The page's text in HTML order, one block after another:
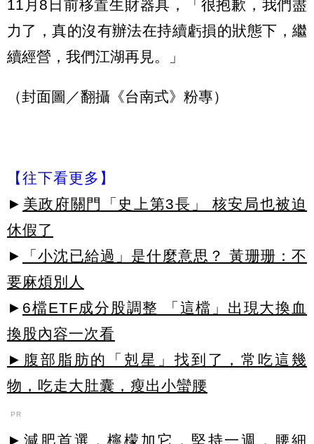
11月8日前移置生財器具，「很抱歉，我們盡
力了，真的沒有辦法在持續虧損的狀態下，繼
續經營，我們江湖再見。」
（封面圖／翻攝《台南式》粉專）
【往下看更多】
► 美政府關門「史上第3長」 核安局也被迫
休假了
►
「小沈已給過」是什麼意思？ 黃珊珊：不
要麻煩別人
► 6檔ETF成分股調整 「這檔」出現大換血
換股內容一次看
►腹部脂肪的「剋星」找到了，常吃這幾
物，吃走大肚囊，瘦出小蠻腰
PR
►減肥首選，檸檬加它，堅持一週，腰細